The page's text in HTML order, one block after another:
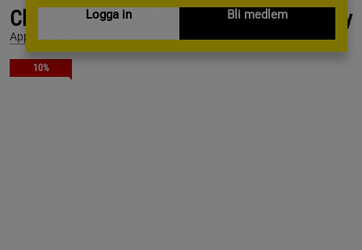
Logga in
Bli medlem
Clear Whey, 875 g, Strawberry & Raspberry
Applied Nutrition
10%